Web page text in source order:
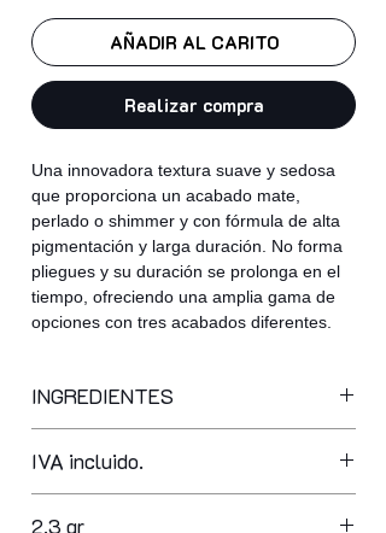
AÑADIR AL CARITO
Realizar compra
Una innovadora textura suave y sedosa
que proporciona un acabado mate,
perlado o shimmer y con fórmula de alta
pigmentación y larga duración. No forma
pliegues y su duración se prolonga en el
tiempo, ofreciendo una amplia gama de
opciones con tres acabados diferentes.
INGREDIENTES
isononyl isononanoate, zinc stearate,
polyethylene terephthalate,
dimethicone, calcium sodium
IVA incluido.
2,3 gr